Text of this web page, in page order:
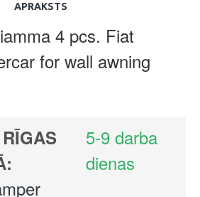
APRAKSTS
4 pcs. Fiat
for wall awning
5-9 darba
dienas